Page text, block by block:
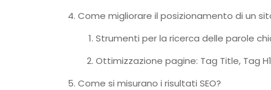
Come migliorare il posizionamento di un
Strumenti per la ricerca delle parole
Ottimizzazione pagine: Tag Title, Tag
Come si misurano i risultati SEO?